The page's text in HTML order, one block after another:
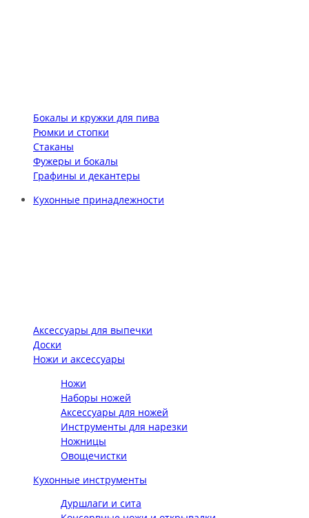
Бокалы и кружки для пива
Рюмки и стопки
Стаканы
Фужеры и бокалы
Графины и декантеры
Кухонные принадлежности
Аксессуары для выпечки
Доски
Ножи и аксессуары
Ножи
Наборы ножей
Аксессуары для ножей
Инструменты для нарезки
Ножницы
Овощечистки
Кухонные инструменты
Дуршлаги и сита